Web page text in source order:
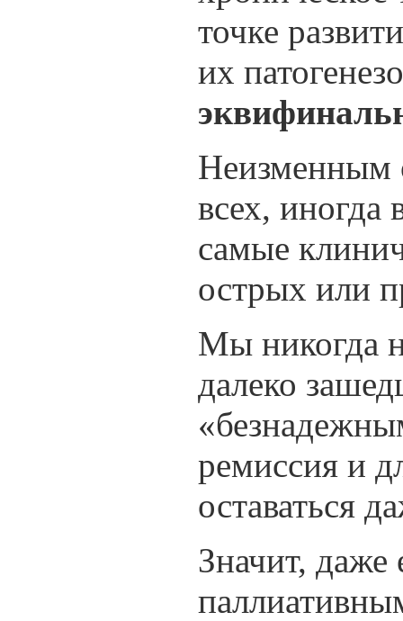
точке
их
Неизменным
всех,
самые
острых или
Мы никогда
далеко
ремиссия и
оставаться
Значит, даже